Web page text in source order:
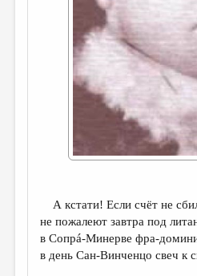
ДЕТСКАЯ КОМНАТА
КНИЖНАЯ ПОЛКА
ОБЗОР ЛИТЕРАТУРЫ
СТРАНИЦЫ ПАМЯТИ
КОЛОНКА РЕДАКТОРА
РЕДКОЛЛЕГИЯ
ОТ РЕДАКЦИИ
А кстати! Если счёт не
не пожалеют завтра под
в Сопрá-Минерве фра-
в день Сан-Винченцо свеч к